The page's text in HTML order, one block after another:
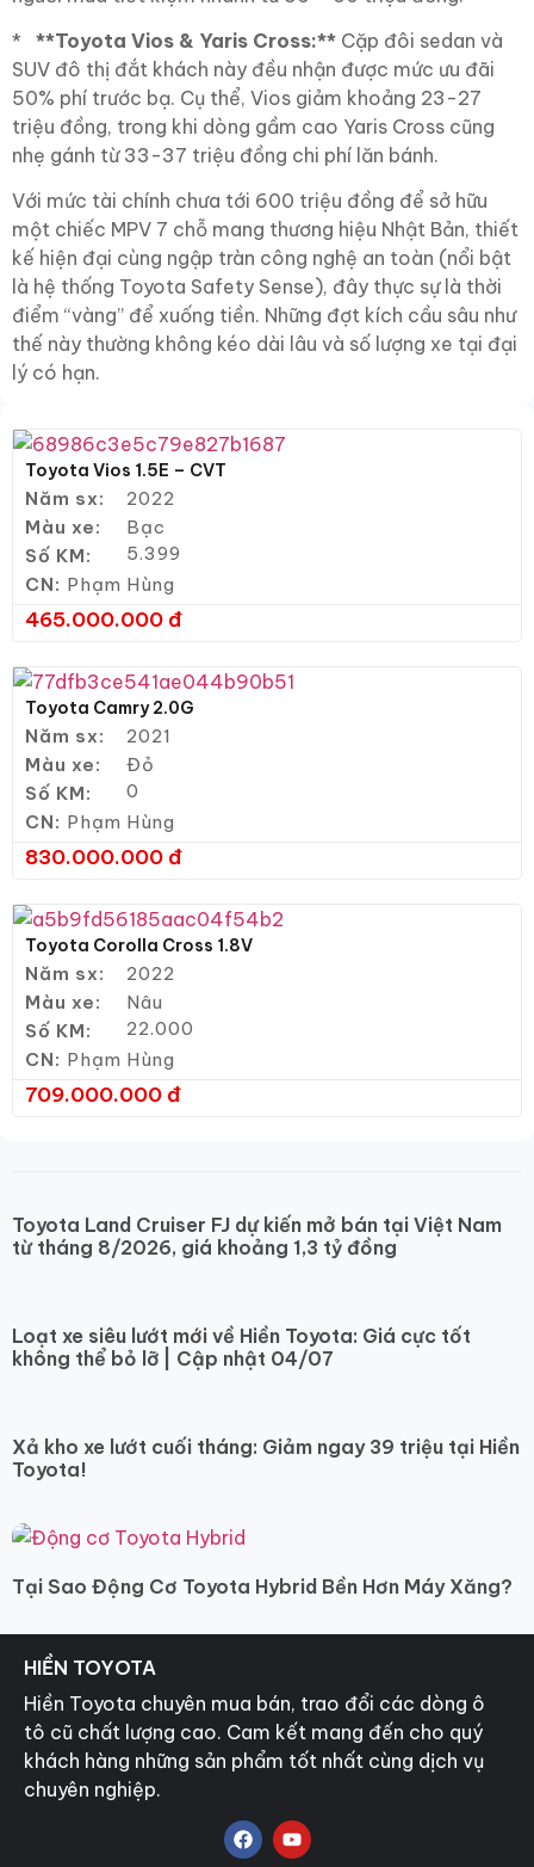
* **Toyota Vios & Yaris Cross:** Cặp đôi sedan và
SUV đô thị đắt khách này đều nhận được mức ưu đãi
50% phí trước bạ. Cụ thể, Vios giảm khoảng 23-27
triệu đồng, trong khi dòng gầm cao Yaris Cross cũng
nhẹ gánh từ 33-37 triệu đồng chi phí lăn bánh.
Với mức tài chính chưa tới 600 triệu đồng để sở hữu
một chiếc MPV 7 chỗ mang thương hiệu Nhật Bản, thiết
kế hiện đại cùng ngập tràn công nghệ an toàn (nổi bật
là hệ thống Toyota Safety Sense), đây thực sự là thời
điểm “vàng” để xuống tiền. Những đợt kích cầu sâu như
thế này thường không kéo dài lâu và số lượng xe tại đại
lý có hạn.
Toyota Vios 1.5E – CVT
Năm sx:
2022
Màu xe:
Bạc
Số KM:
5.399
CN: Phạm Hùng
465.000.000 đ
Toyota Camry 2.0G
Năm sx:
2021
Màu xe:
Đỏ
Số KM:
0
CN: Phạm Hùng
830.000.000 đ
Toyota Corolla Cross 1.8V
Năm sx:
2022
Màu xe:
Nâu
Số KM:
22.000
CN: Phạm Hùng
709.000.000 đ
Toyota Land Cruiser FJ dự kiến mở bán tại Việt Nam
từ tháng 8/2026, giá khoảng 1,3 tỷ đồng
Loạt xe siêu lướt mới về Hiền Toyota: Giá cực tốt
không thể bỏ lỡ | Cập nhật 04/07
Xả kho xe lướt cuối tháng: Giảm ngay 39 triệu tại Hiền
Toyota!
Tại Sao Động Cơ Toyota Hybrid Bền Hơn Máy Xăng?
HIỀN TOYOTA
Hiền Toyota chuyên mua bán, trao đổi các dòng ô
tô cũ chất lượng cao. Cam kết mang đến cho quý
khách hàng những sản phẩm tốt nhất cùng dịch vụ
chuyên nghiệp.